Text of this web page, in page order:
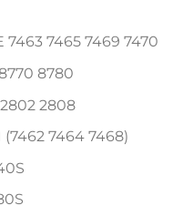
7463 7465 7469 7470
8780
2808
(7462 7464 7468)